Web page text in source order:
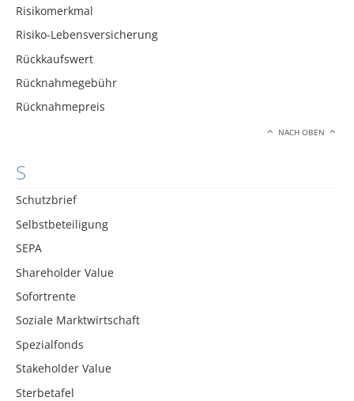
Risikomerkmal
Risiko-Lebensversicherung
Rückkaufswert
Rücknahmegebühr
Rücknahmepreis
NACH OBEN
S
Schutzbrief
Selbstbeteiligung
SEPA
Shareholder Value
Sofortrente
Soziale Marktwirtschaft
Spezialfonds
Stakeholder Value
Sterbetafel